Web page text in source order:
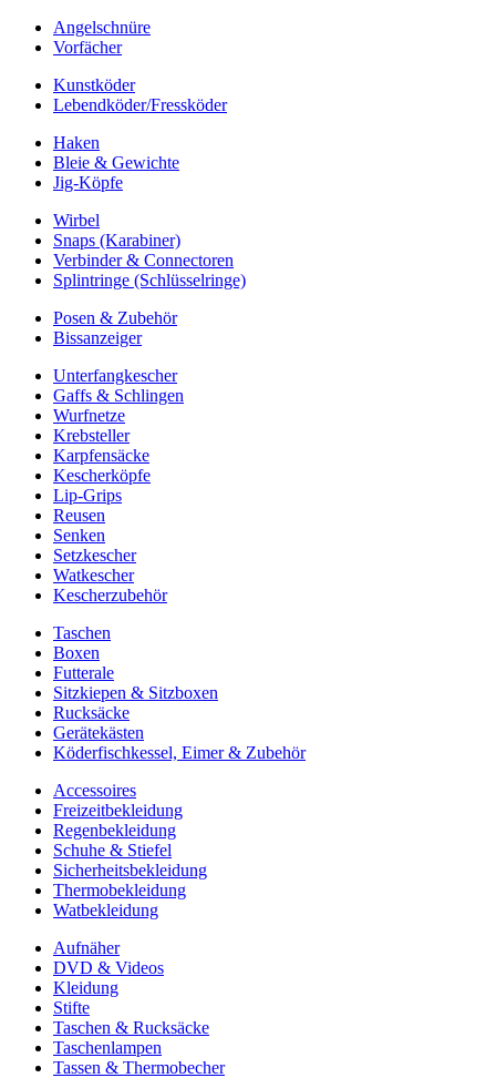
Angelschnüre
Vorfächer
Kunstköder
Lebendköder/Fressköder
Haken
Bleie & Gewichte
Jig-Köpfe
Wirbel
Snaps (Karabiner)
Verbinder & Connectoren
Splintringe (Schlüsselringe)
Posen & Zubehör
Bissanzeiger
Unterfangkescher
Gaffs & Schlingen
Wurfnetze
Krebsteller
Karpfensäcke
Kescherköpfe
Lip-Grips
Reusen
Senken
Setzkescher
Watkescher
Kescherzubehör
Taschen
Boxen
Futterale
Sitzkiepen & Sitzboxen
Rucksäcke
Gerätekästen
Köderfischkessel, Eimer & Zubehör
Accessoires
Freizeitbekleidung
Regenbekleidung
Schuhe & Stiefel
Sicherheitsbekleidung
Thermobekleidung
Watbekleidung
Aufnäher
DVD & Videos
Kleidung
Stifte
Taschen & Rucksäcke
Taschenlampen
Tassen & Thermobecher